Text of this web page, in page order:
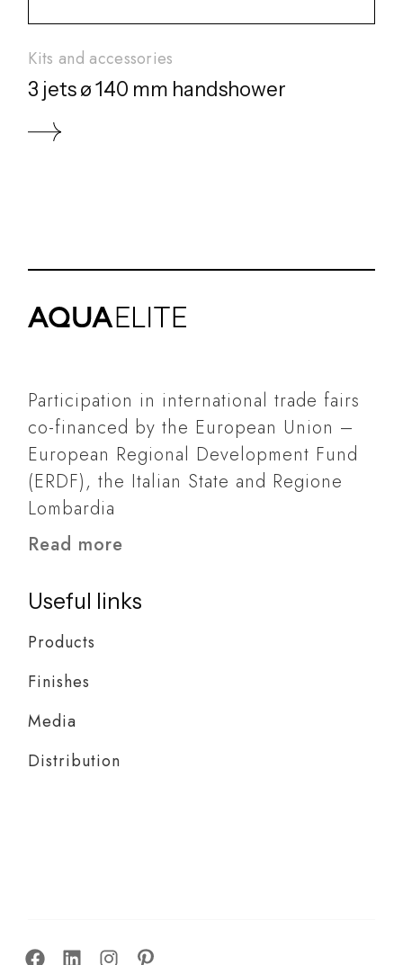
Kits and accessories
3 jets ø 140 mm handshower
Participation in international trade fairs
co-financed by the European Union –
European Regional Development Fund
(ERDF), the Italian State and Regione
Lombardia
Read more
Useful links
Products
Finishes
Media
Distribution